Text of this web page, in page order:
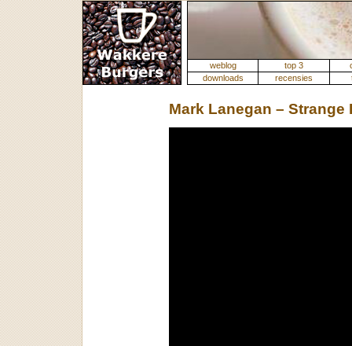
weblog top 3
downloads
recensies
Mark Lanegan – Strange